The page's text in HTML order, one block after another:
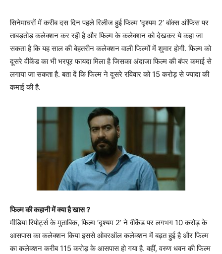
सिनेमाघरों में करीब दस दिन पहले रिलीज हुई फिल्म ‘दृश्यम 2’ बॉक्स ऑफिस पर
ताबड़तोड़ कलेक्शन कर रही है और फिल्म के कलेक्शन को देखकर ये कहा जा
सकता है कि यह साल की बेहतरीन कलेक्शन वाली फिल्मों में शुमार होगी. फिल्म को
दूसरे वीकेंड का भी भरपूर फायदा मिला है जिसका अंदाजा फिल्म की बंपर कमाई से
लगाया जा सकता है. बता दें कि फिल्म ने दूसरे रविवार को 15 करोड़ से ज्यादा की
कमाई की है.
फिल्म की कहानी में क्या है खास ?
मीडिया रिपोर्ट्स के मुताबिक, फिल्म ‘दृश्यम 2’ ने वीकेंड पर लगभग 10 करोड़ के
आसपास का कलेक्शन किया इससे ओवरऑल कलेक्शन में बढ़त हुई है और फिल्म
का कलेक्शन करीब 115 करोड़ के आसपास हो गया है. वहीं, वरुण धवन की फिल्म